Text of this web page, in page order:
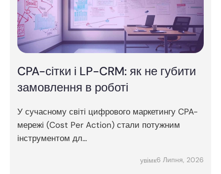
CPA-сітки і LP-CRM: як не губити
замовлення в роботі
У сучасному світі цифрового маркетингу CPA-
мережі (Cost Per Action) стали потужним
інструментом дл...
увімк6 Липня, 2026